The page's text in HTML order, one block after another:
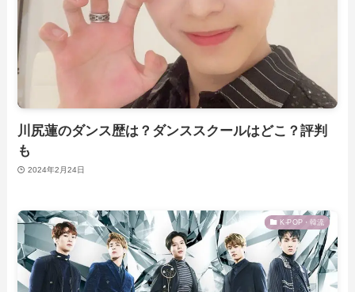
川尻蓮のダンス歴は？ダンススクールはどこ？評判
も
2024年2月24日
K-POP・韓流